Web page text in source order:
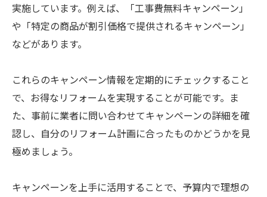
実施しています。例えば、「工事費無料キャンペーン」
や「特定の商品が割引価格で提供されるキャンペーン」
などがあります。
これらのキャンペーン情報を定期的にチェックすること
で、お得なリフォームを実現することが可能です。ま
た、事前に業者に問い合わせてキャンペーンの詳細を確
認し、自分のリフォーム計画に合ったものかどうかを見
極めましょう。
キャンペーンを上手に活用することで、予算内で理想の